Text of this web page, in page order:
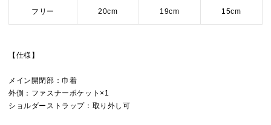
フリー 20cm 19cm 15cm
【仕様】
メイン開閉部：巾着
外側：ファスナーポケット×1
ショルダーストラップ：取り外し可